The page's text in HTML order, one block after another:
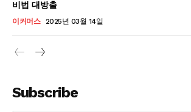
비법 대방출
이커머스 2025년 03월 14일
Subscribe